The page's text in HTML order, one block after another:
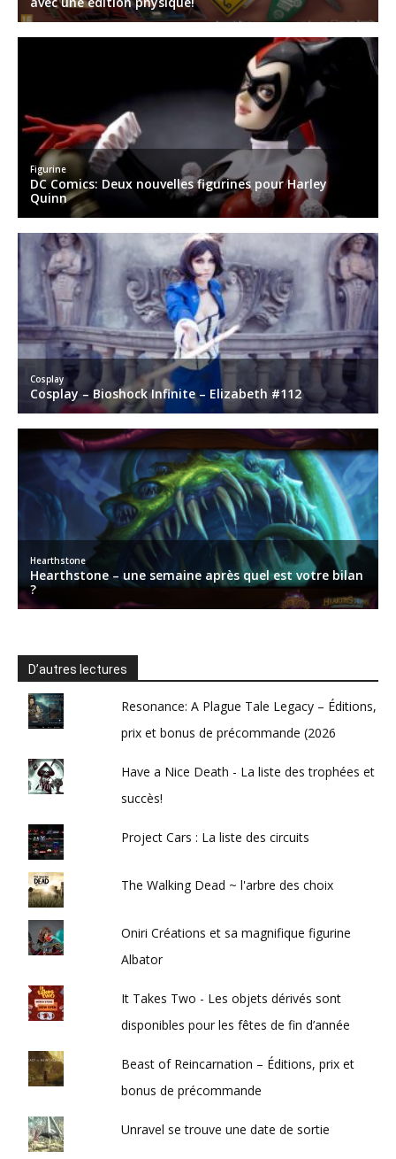
D’autres lectures
Resonance: A Plague Tale Legacy – Éditions,
prix et bonus de précommande (2026
Have a Nice Death - La liste des trophées et
succès!
Project Cars : La liste des circuits
The Walking Dead ~ l'arbre des choix
Oniri Créations et sa magnifique figurine
Albator
It Takes Two - Les objets dérivés sont
disponibles pour les fêtes de fin d’année
Beast of Reincarnation – Éditions, prix et
bonus de précommande
Unravel se trouve une date de sortie